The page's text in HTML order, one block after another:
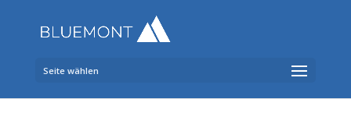
Seite wählen